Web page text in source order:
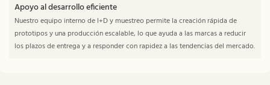
Apoyo al desarrollo eficiente
Nuestro equipo interno de I+D y muestreo permite la creación rápida de
prototipos y una producción escalable, lo que ayuda a las marcas a reducir
los plazos de entrega y a responder con rapidez a las tendencias del mercado.